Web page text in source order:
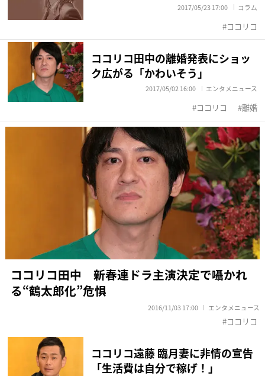
2017/05/23 17:00 コラム
ココリコ
ココリコ田中の離婚発表にショッ
ク広がる「かわいそう」
2017/05/02 16:00 エンタメニュース
ココリコ 離婚
ココリコ田中 新春連ドラ主演決定で囁かれ
る“鶴太郎化”危惧
2016/11/03 17:00 エンタメニュース
ココリコ
ココリコ遠藤 臨月妻に非情の宣告
「生活費は自分で稼げ！」